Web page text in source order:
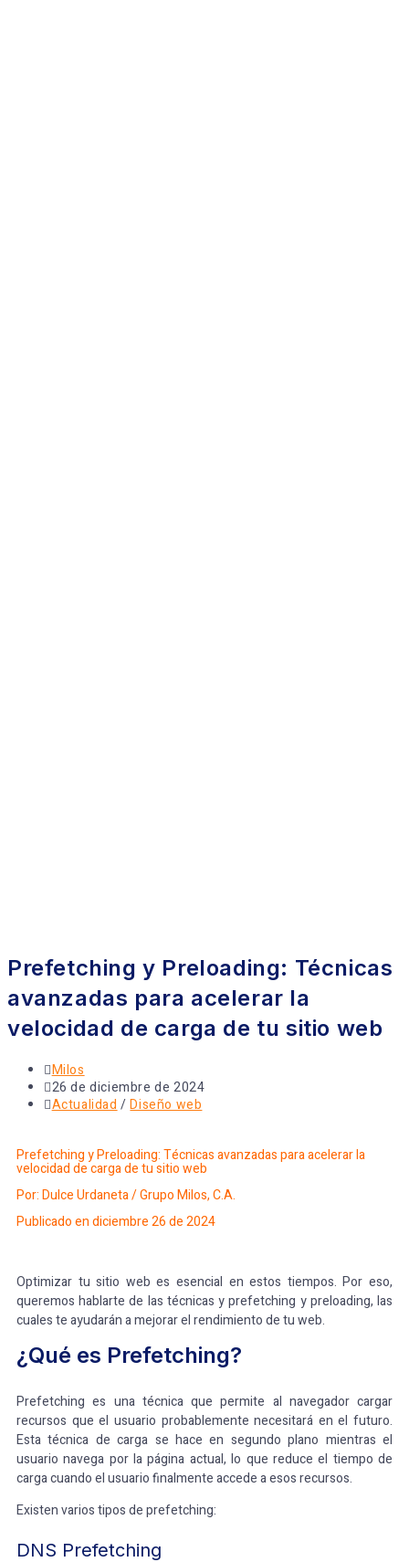
Prefetching y Preloading: Técnicas
avanzadas para acelerar la
velocidad de carga de tu sitio web
Milos
26 de diciembre de 2024
Actualidad / Diseño web
Prefetching y Preloading: Técnicas avanzadas para acelerar la
velocidad de carga de tu sitio web
Por: Dulce Urdaneta /Grupo Milos, C.A.
Publicado en diciembre 26 de 2024
Optimizar tu sitio web es esencial en estos tiempos. Por eso,
queremos hablarte de las técnicas y prefetching y preloading, las
cuales te ayudarán a mejorar el rendimiento de tu web.
¿Qué es Prefetching?
Prefetching es una técnica que permite al navegador cargar
recursos que el usuario probablemente necesitará en el futuro.
Esta técnica de carga se hace en segundo plano mientras el
usuario navega por la página actual, lo que reduce el tiempo de
carga cuando el usuario finalmente accede a esos recursos.
Existen varios tipos de prefetching:
DNS Prefetching